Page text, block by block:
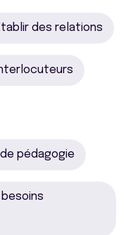
des relations
pédagogie